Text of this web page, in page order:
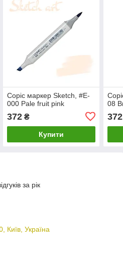
Copic маркер Sketch, #E-
000 Pale fruit pink
372₴
Купити
08
372
за рік
Київ, Україна